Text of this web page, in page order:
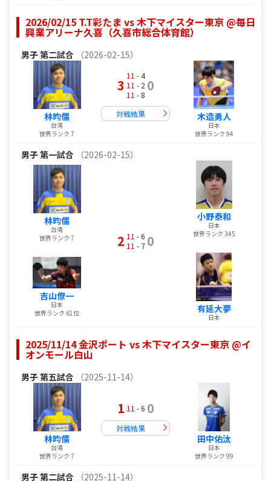
2026/02/15 T.T彩たま vs 木下マイスター東京 @毎日
興業アリーナ久喜（久喜市総合体育館）
男子第二試合 （2026-02-15）
林昀儒
台湾
世界ランク 7
3
11 - 4
11 - 2
11 - 8
0
対戦結果 木造勇人
日本
世界ランク 94
男子第一試合 （2026-02-15）
林昀儒
台湾
世界ランク 7
吉山僚一
日本
世界ランク 61位
2 11 - 6
11 - 7 0
小野泰和
日本
世界ランク 345
有延大夢
日本
2025/11/14 金沢ポート vs 木下マイスター東京 @イ
オンモール白山
男子第五試合 （2025-11-14）
林昀儒
台湾
世界ランク 7
1 11 - 6 0
対戦結果
田中佑汰
日本
世界ランク 99
男子第二試合 （2025-11-14）